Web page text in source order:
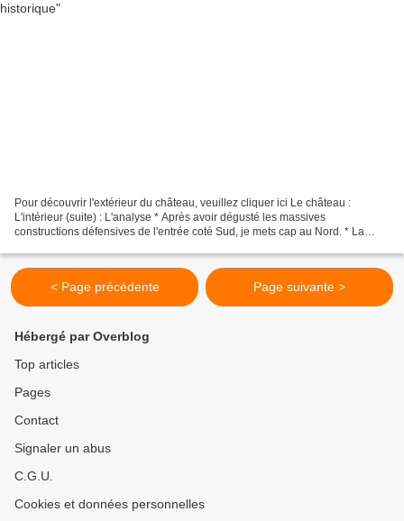
Pour découvrir l'extérieur du château, veuillez cliquer ici Le château :
L'intérieur (suite) : L'analyse * Après avoir dégusté les massives
constructions défensives de l'entrée coté Sud, je mets cap au Nord. * La
< Page précédente Page suivante >
Hébergé par Overblog
Top articles
Pages
Contact
Signaler un abus
C.G.U.
Cookies et données personnelles